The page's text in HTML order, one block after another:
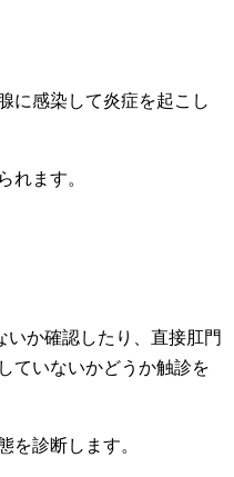
に感染して炎症を起こし
れます。
いか確認したり、直接肛門
ていないかどうか触診を
を診断します。